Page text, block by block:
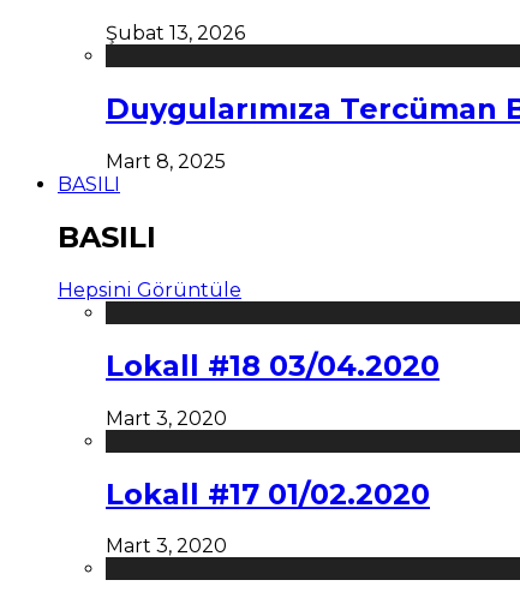
Şubat 13, 2026
Duygularımıza Tercüman
Mart 8, 2025
BASILI
BASILI
Hepsini Görüntüle
Lokall #18 03/04.2020
Mart 3, 2020
Lokall #17 01/02.2020
Mart 3, 2020